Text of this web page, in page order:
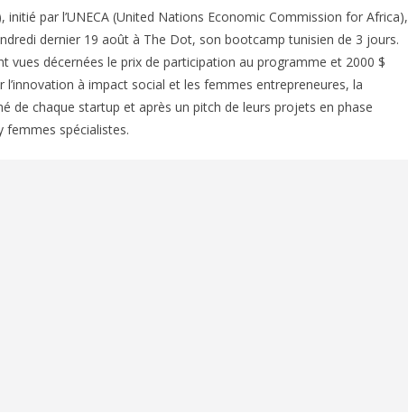
par l’UNECA (United Nations Economic Commission for Africa),
dernier 19 août à The Dot, son bootcamp tunisien de 3 jours.
vues décernées le prix de participation au programme et 2000 $
à impact social et les femmes entrepreneures, la
de chaque startup et après un pitch de leurs projets en phase
femmes spécialistes.